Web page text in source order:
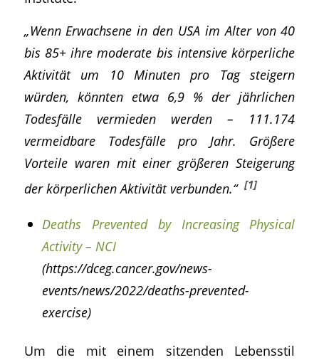
„Wenn Erwachsene in den USA im Alter von 40
bis 85+ ihre moderate bis intensive körperliche
Aktivität um 10 Minuten pro Tag steigern
würden, könnten etwa 6,9 % der jährlichen
Todesfälle vermieden werden – 111.174
vermeidbare Todesfälle pro Jahr. Größere
Vorteile waren mit einer größeren Steigerung
der körperlichen Aktivität verbunden.“[1]
Deaths Prevented by Increasing Physical
Activity – NCI
(https://dceg.cancer.gov/news-
events/news/2022/deaths-prevented-
exercise)
Um die mit einem sitzenden Lebensstil